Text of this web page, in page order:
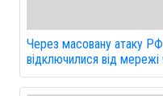
Через масовану атаку
відключилися від